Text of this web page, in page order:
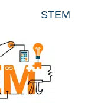
STEM